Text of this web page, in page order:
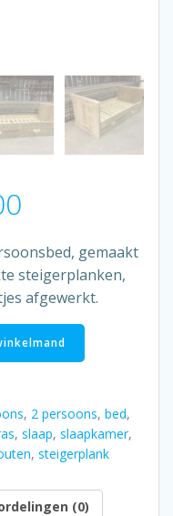
gemaakt
steigerplanken,
afgewerkt.
, 2 persoons, bed,
, slaap, slaapkamer,
, steigerplank
(0)